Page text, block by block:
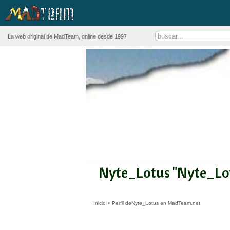
La web original de MadTeam, online desde 1997
Nyte_Lotus
Inicio > Perfil deNyte_Lotus en MadTeam.net